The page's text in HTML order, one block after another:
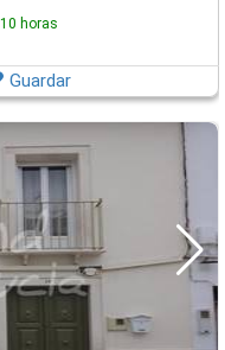
horas
Guardar